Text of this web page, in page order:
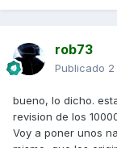
rob73
Publicado 2
bueno, lo dicho.
revision de los
Voy a poner unos